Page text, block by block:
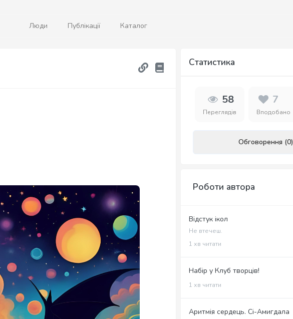
Люди Публікації Каталог
Статистика
58
Переглядів
7
Вподобано
Обговорення (0)
Роботи автора
Відстук ікол
Не втечеш.
1 хв читати
Набір у Клуб творців!
1 хв читати
Аритмія сердець. Сі-Амигдала